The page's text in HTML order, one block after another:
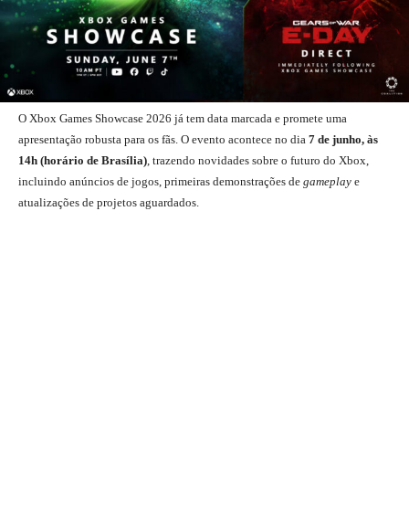
O Xbox Games Showcase 2026 já tem data marcada e promete uma
apresentação robusta para os fãs. O evento acontece no dia 7 de junho, às
14h (horário de Brasília), trazendo novidades sobre o futuro do Xbox,
incluindo anúncios de jogos, primeiras demonstrações de gameplay e
atualizações de projetos aguardados.